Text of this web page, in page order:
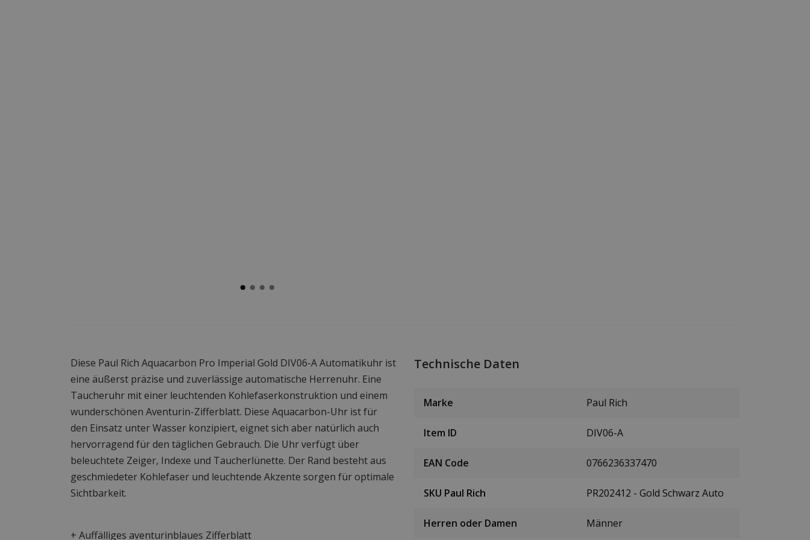
Diese Paul Rich Aquacarbon Pro Imperial Gold DIV06-A Automatikuhr ist
eine äußerst präzise und zuverlässige automatische Herrenuhr. Eine
Taucheruhr mit einer leuchtenden Kohlefaserkonstruktion und einem
wunderschönen Aventurin-Zifferblatt. Diese Aquacarbon-Uhr ist für
den Einsatz unter Wasser konzipiert, eignet sich aber natürlich auch
hervorragend für den täglichen Gebrauch. Die Uhr verfügt über
beleuchtete Zeiger, Indexe und Taucherlünette. Der Rand besteht aus
geschmiedeter Kohlefaser und leuchtende Akzente sorgen für optimale
Sichtbarkeit.
+ Auffälliges aventurinblaues Zifferblatt
Technische Daten
Marke Paul Rich
Item ID DIV06-A
EAN Code 0766236337470
SKU Paul Rich PR202412 - Gold Schwarz Auto
Herren oder Damen Männer